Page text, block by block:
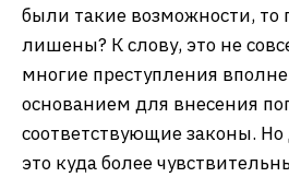
были такие возможности, то
лишены? К слову, это не
многие преступления
основанием для внесения
соответствующие законы.
это куда более